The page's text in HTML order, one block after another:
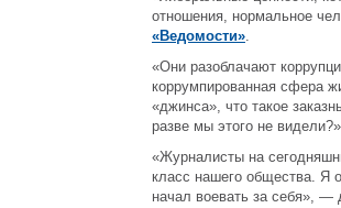
отношения, нормальное
«Ведомости».
«Они разоблачают
коррумпированная сфера
«джинса», что такое
разве мы этого не
«Журналисты на
класс нашего общества. Я
начал воевать за себя», —